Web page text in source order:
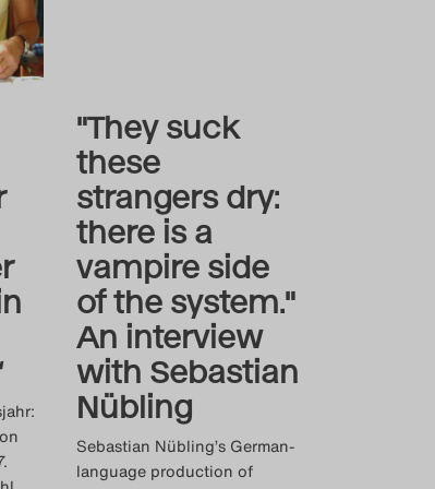
"They suck
these
strangers dry:
there is a
vampire side
of the system."
An interview
with Sebastian
Nübling
Sebastian Nübling’s German-
language production of